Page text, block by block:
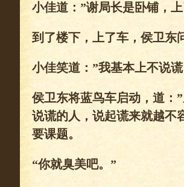
小佳道：”谢局长是卧铺，
到了楼下，上了车，侯卫东
小佳笑道：”我基本上不说
侯卫东将蓝鸟车启动，道：
说谎的人，说起谎来就越不
要课题。
“你就臭美吧。”